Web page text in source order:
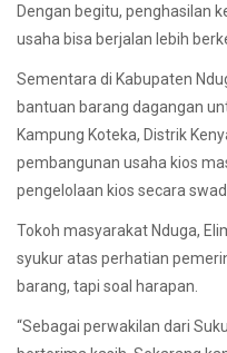
Dengan begitu, penghasilan
usaha bisa berjalan lebih
Sementara di Kabupaten
bantuan barang dagangan
Kampung Koteka, Distrik
pembangunan usaha kios
pengelolaan kios secara
Tokoh masyarakat Nduga,
syukur atas perhatian
barang, tapi soal harapan.
“Sebagai perwakilan dari